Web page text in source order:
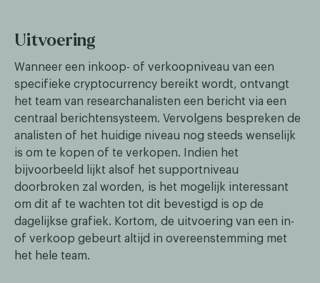
Uitvoering
Wanneer een inkoop- of verkoopniveau van een
specifieke cryptocurrency bereikt wordt, ontvangt
het team van researchanalisten een bericht via een
centraal berichtensysteem. Vervolgens bespreken de
analisten of het huidige niveau nog steeds wenselijk
is om te kopen of te verkopen. Indien het
bijvoorbeeld lijkt alsof het supportniveau
doorbroken zal worden, is het mogelijk interessant
om dit af te wachten tot dit bevestigd is op de
dagelijkse grafiek. Kortom, de uitvoering van een in-
of verkoop gebeurt altijd in overeenstemming met
het hele team.